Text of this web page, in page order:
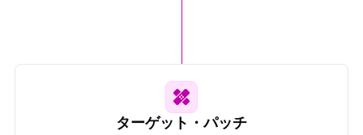
ターゲット・パッチ